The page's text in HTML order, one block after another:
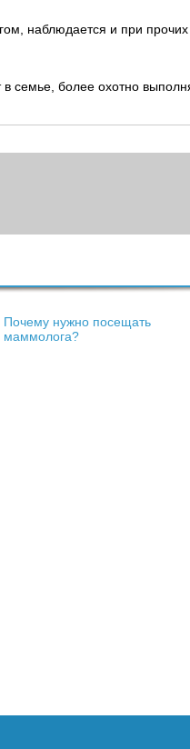
наблюдается и при
семье, более охотно
Почему нужно посещать
маммолога?